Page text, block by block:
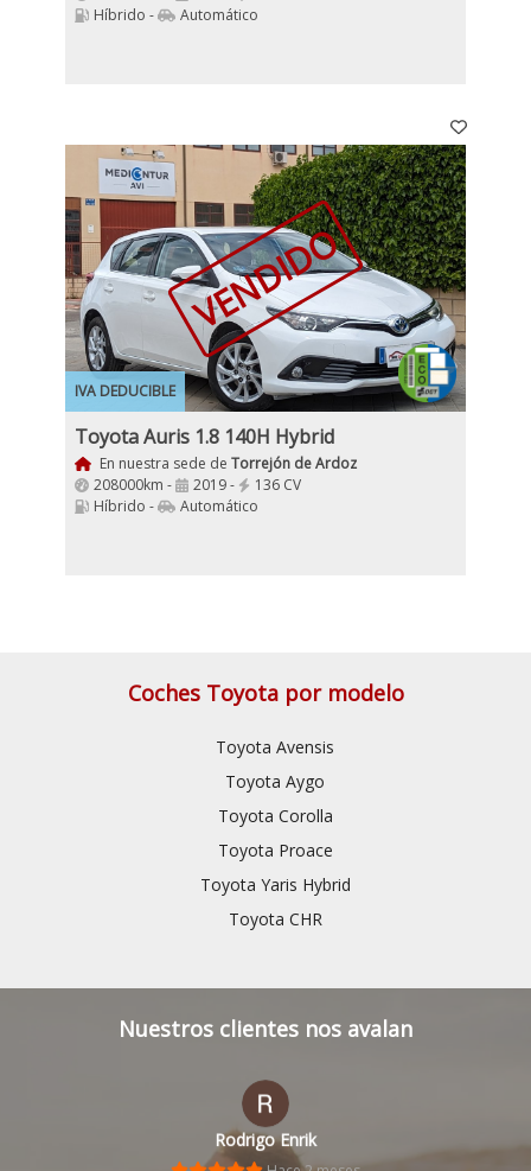
Híbrido -
Automático
IVA DEDUCIBLE
VENDIDO
Toyota Auris 1.8 140H Hybrid
En nuestra sede de Torrejón de Ardoz
208000km -
2019 -
136 CV
Híbrido -
Automático
Coches Toyota por modelo
Toyota Avensis
Toyota Aygo
Toyota Corolla
Toyota Proace
Toyota Yaris Hybrid
Toyota CHR
Nuestros clientes nos avalan
hector colmenares